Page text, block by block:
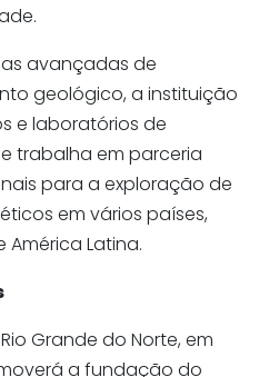
avançadas de
geológico, a instituição
e laboratórios de
trabalha em parceria
para a exploração de
em vários países,
Latina.
Grande do Norte, em
a fundação do